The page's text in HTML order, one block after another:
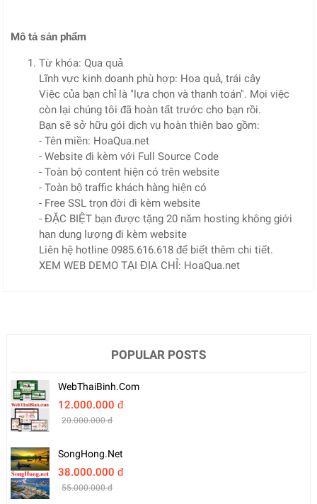
Mô tả sản phẩm
Từ khóa: Qua quả
Lĩnh vực kinh doanh phù hợp: Hoa quả, trái cây
Việc của bạn chỉ là "lựa chọn và thanh toán". Mọi việc
còn lại chúng tôi đã hoàn tất trước cho bạn rồi.
Bạn sẽ sở hữu gói dịch vụ hoàn thiện bao gồm:
- Tên miền: HoaQua.net
- Website đi kèm với Full Source Code
- Toàn bộ content hiện có trên website
- Toàn bộ traffic khách hàng hiện có
- Free SSL trọn đời đi kèm website
- ĐẶC BIỆT bạn được tặng 20 năm hosting không giới
hạn dung lượng đi kèm website
Liên hệ hotline 0985.616.618 để biết thêm chi tiết.
XEM WEB DEMO TẠI ĐỊA CHỈ: HoaQua.net
POPULAR POSTS
WebThaiBinh.com
12.000.000 đ
20.000.000 đ
SongHong.net
38.000.000 đ
55.000.000 đ